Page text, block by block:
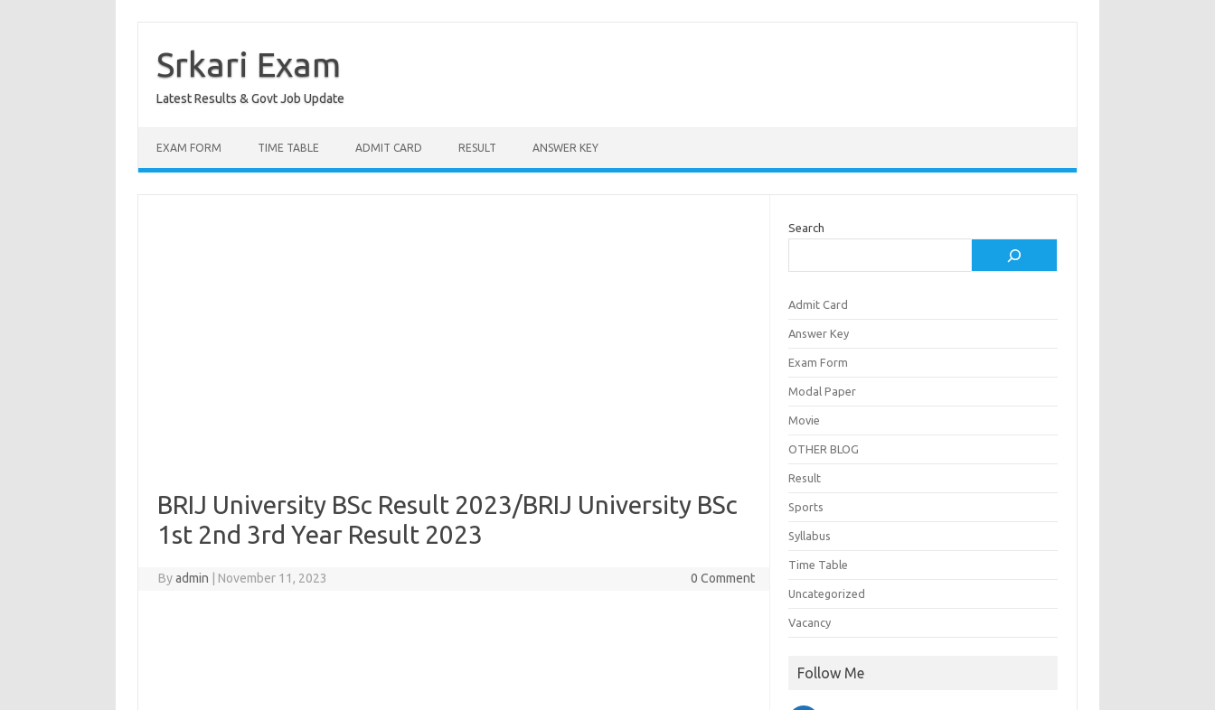
contentSrkari Exam
Latest Results & Govt Job Update
EXAM FORM TIME TABLE ADMIT CARD RESULT ANSWER KEY
BRIJ University BSc Result 2023/BRIJ University BSc
1st 2nd 3rd Year Result 2023
Byadmin November 11, 2023 0 Comment
Search
Admit Card
Answer Key
Exam Form
Modal Paper
Movie
OTHER BLOG
Result
Sports
Syllabus
Time Table
Uncategorized
Vacancy
Follow Me